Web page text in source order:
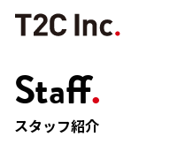
Staff.
スタッフ紹介